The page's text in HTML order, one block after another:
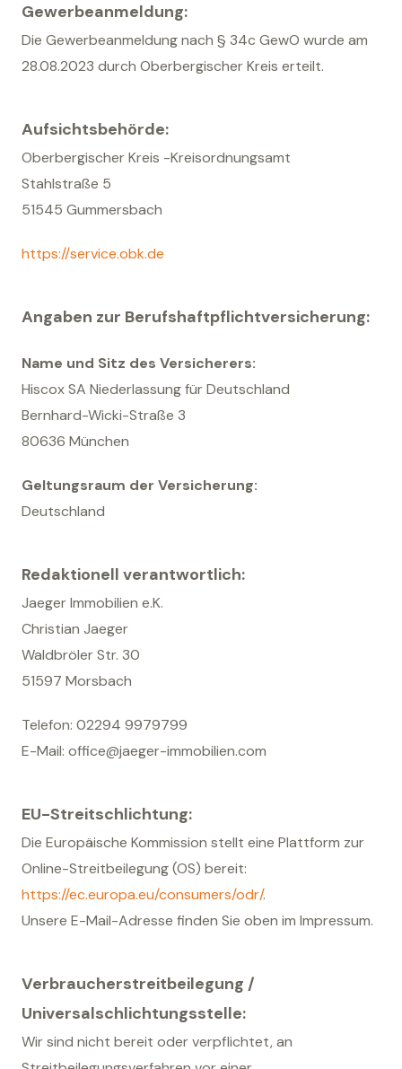
Gewerbeanmeldung:
Die Gewerbeanmeldung nach § 34c GewO wurde am
28.08.2023 durch Oberbergischer Kreis erteilt.
Aufsichtsbehörde:
Oberbergischer Kreis -Kreisordnungsamt
Stahlstraße 5
51545 Gummersbach
https://service.obk.de
Angaben zur Berufshaftpflichtversicherung:
Name und Sitz des Versicherers:
Hiscox SA Niederlassung für Deutschland
Bernhard-Wicki-Straße 3
80636 München
Geltungsraum der Versicherung:
Deutschland
Redaktionell verantwortlich:
Jaeger Immobilien e.K.
Christian Jaeger
Waldbröler Str. 30
51597 Morsbach
Telefon: 02294 9979799
E-Mail: office@jaeger-immobilien.com
EU-Streitschlichtung:
Die Europäische Kommission stellt eine Plattform zur
Online-Streitbeilegung (OS) bereit:
https://ec.europa.eu/consumers/odr/.
Unsere E-Mail-Adresse finden Sie oben im Impressum.
Verbraucherstreitbeilegung /
Universalschlichtungsstelle:
Wir sind nicht bereit oder verpflichtet, an